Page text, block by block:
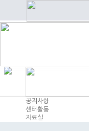
공지사항
센터활동
자료실